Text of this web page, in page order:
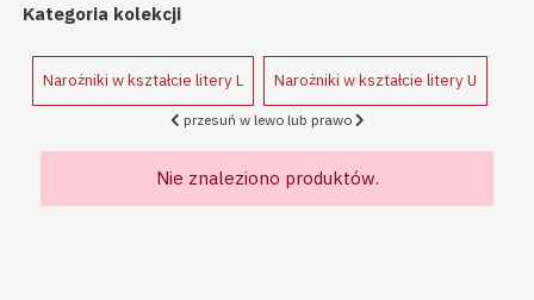
Kategoria kolekcji
Narożniki w kształcie litery L Narożniki w kształcie litery U
przesuń w lewo lub prawo
Nie znaleziono produktów.